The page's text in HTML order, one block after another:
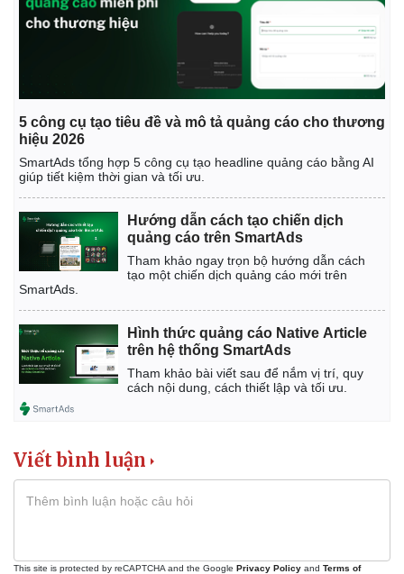
Doanh nghiệp
Thông tin doanh nghiệp
Doanh nghiệp 24h
Doanh nhân
Công nghệ
Sành điệu
Tin Công nghệ
Trải nghiệm
Chuyển đổi số
5 công cụ tạo tiêu đề và mô tả quảng cáo cho thương
hiệu 2026
SmartAds tổng hợp 5 công cụ tạo headline quảng cáo bằng AI
giúp tiết kiệm thời gian và tối ưu.
Hướng dẫn cách tạo chiến dịch
quảng cáo trên SmartAds
Tham khảo ngay trọn bộ hướng dẫn cách
tạo một chiến dịch quảng cáo mới trên
SmartAds.
Hình thức quảng cáo Native Article
trên hệ thống SmartAds
Tham khảo bài viết sau để nắm vị trí, quy
cách nội dung, cách thiết lập và tối ưu.
Viết bình luận
This site is protected by reCAPTCHA and the Google Privacy Policy and Terms of